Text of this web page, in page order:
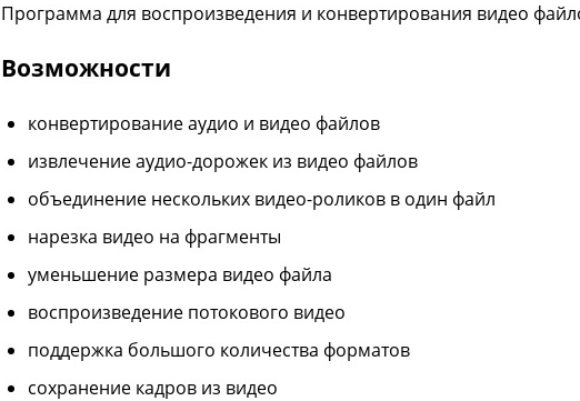
Программа для воспроизведения и конвертирования видео
Возможности
конвертирование аудио и видео файлов
извлечение аудио-дорожек из видео файлов
объединение нескольких видео-роликов в один файл
нарезка видео на фрагменты
уменьшение размера видео файла
воспроизведение потокового видео
поддержка большого количества форматов
сохранение кадров из видео